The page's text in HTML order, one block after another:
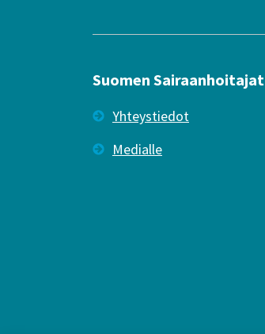
Suomen Sairaanhoitajat
Yhteystiedot
Medialle